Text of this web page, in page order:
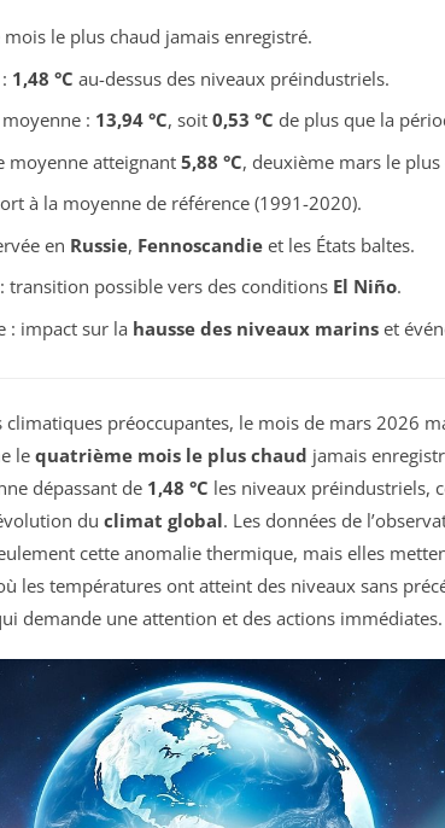
le plus chaud jamais enregistré.
1,48 °C au-dessus des niveaux préindustriels.
: 13,94 °C, soit 0,53 °C de plus que la
moyenne atteignant5,88 °C, deuxième mars le plus
à la moyenne de référence (1991-2020).
en Russie, Fennoscandieet les États baltes.
transition possible vers des conditions El Niño.
: impact sur la hausse des niveaux marinset
climatiques préoccupantes, le mois de mars 2026
lequatrième mois le plus chaud jamais
dépassant de 1,48 °C les niveaux préindustriels,
du climat global. Les données de
cette anomalie thermique, mais elles
les températures ont atteint des niveaux sans
demande une attention et des actions immédiates.